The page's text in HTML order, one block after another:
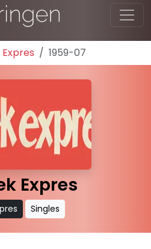
1959-07
Expres
Singles